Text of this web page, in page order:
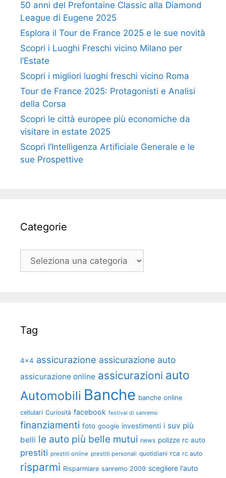
50 anni del Prefontaine Classic alla Diamond
League di Eugene 2025
Esplora il Tour de France 2025 e le sue novità
Scopri i Luoghi Freschi vicino Milano per
l’Estate
Scopri i migliori luoghi freschi vicino Roma
Tour de France 2025: Protagonisti e Analisi
della Corsa
Scopri le città europee più economiche da
visitare in estate 2025
Scopri l’Intelligenza Artificiale Generale e le
sue Prospettive
Categorie
Categorie
Tag
4x4 assicurazione assicurazione auto
assicurazione online assicurazioni auto
Automobili Banche banche online
cellulari Curiosità facebook festival di sanremo
finanziamenti foto google investimenti i suv più
belli le auto più belle mutui news polizze rc auto
prestiti prestiti online prestiti personali quotidiani rca rc auto
risparmi Risparmiare sanremo 2009 scegliere l'auto